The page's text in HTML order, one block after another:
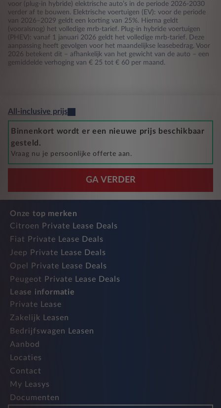
voor (plug-in hybride) elektrische auto’s in de periode 2026-2030
verder af te bouwen. Elektrische voertuigen (EV): voor de periode
van 2026–2029 geldt een korting van 25%. Hierna geldt
(vooralsnog) het volledige mrb-tarief. Plug-in hybride voertuigen
(PHEV): vanaf 1 januari 2026 geldt het volledige mrb-tarief. Deze
aanpassing heeft gevolgen voor het maandelijkse leasebedrag. Voor
2026 betekent dit – afhankelijk van het gewicht van de auto – een
gemiddelde verhoging van € 25 tot € 60 per maand.
All-inclusive prijs
Binnenkort wordt er een nieuwe prijs beschikbaar
gesteld.
Vraag nu je persoonlijke offerte aan.
GA VERDER
Onze top merken
Citroen Private Lease Deals
Fiat Private Lease Deals
Jeep Private Lease Deals
Opel Private Lease Deals
Peugeot Private Lease Deals
Lease informatie
Private Lease
Zakelijk Leasen
Bedrijfswagen Leasen
Aanbod
Locaties
Contact
My Leasys
Documenten